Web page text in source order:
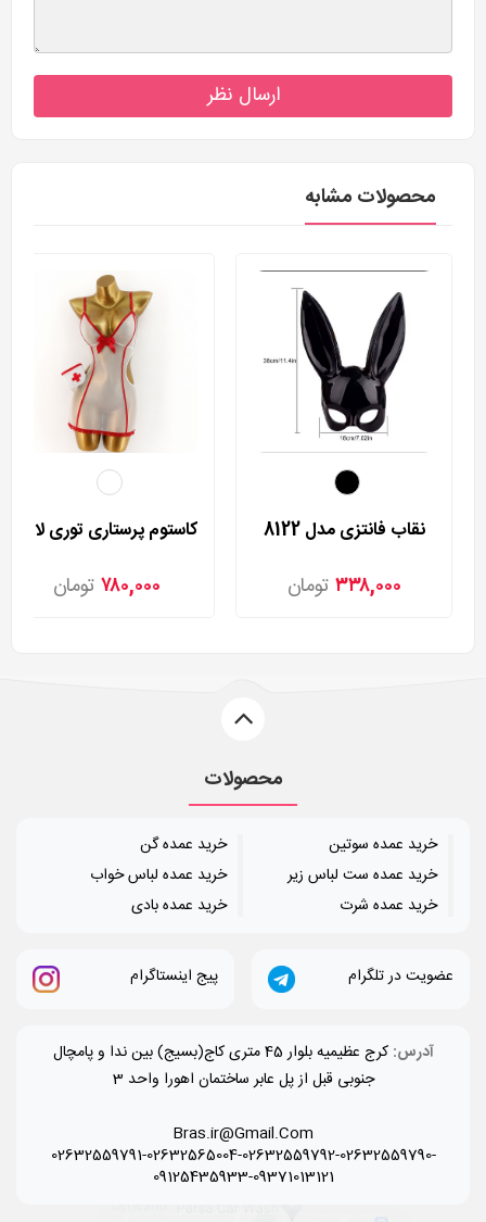
ارسال نظر
محصولات مشابه
نقاب فانتزی مدل 8122
۳۳۸,۰۰۰ تومان ۷۸۰,۰۰۰ تومان
محصولات
خرید عمده سوتین
خرید عمده ست لباس زیر
خرید عمده شرت
خرید عمده گن
خرید عمده لباس خواب
خرید عمده بادی
عضویت در تلگرام پیج اینستاگرام
آدرس:
کرج عظیمیه بلوار 45 متری کاج(بسیج) بین ندا و پامچال
جنوبی قبل از پل عابر ساختمان اهورا واحد 3
Bras.ir@Gmail.Com
02632559791-02632565004-02632559792-02632559790-
09125435933-09371013121